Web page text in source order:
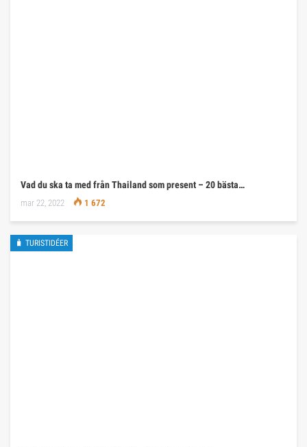
Vad du ska ta med från Thailand som present – 20 bästa…
mar 22, 2022 1 672
🧳 TURISTIDÉER